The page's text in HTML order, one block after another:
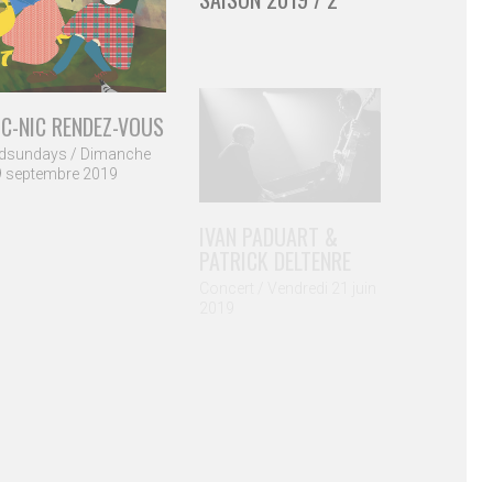
NIC RENDEZ-VOUS
/ Dimanche
septembre 2019
IVAN PADUART &